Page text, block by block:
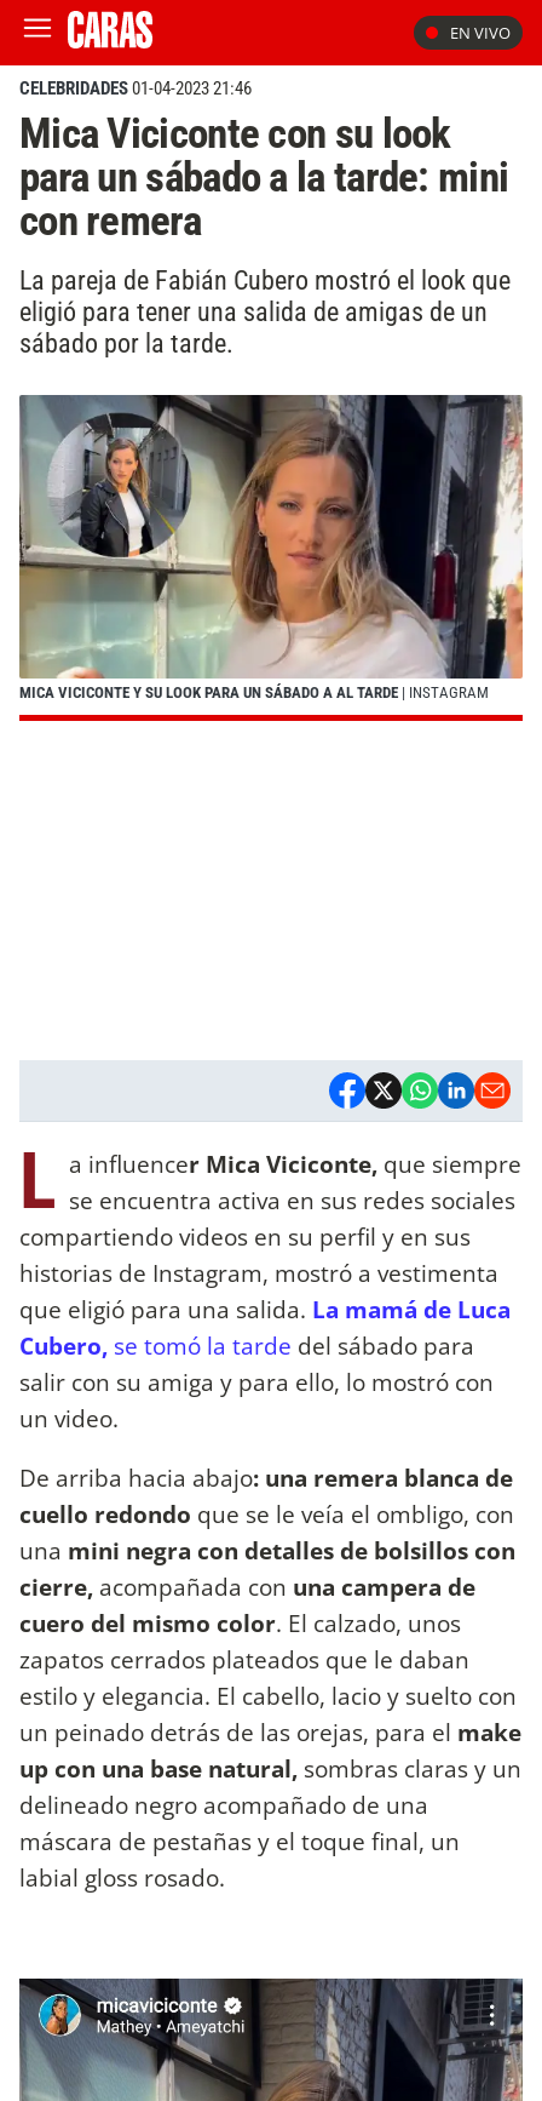
EN VIVO
CELEBRIDADES01-04-2023 21:46
Mica Viciconte con su look
para un sábado a la tarde: mini
con remera
La pareja de Fabián Cubero mostró el look que
eligió para tener una salida de amigas de un
sábado por la tarde.
MICA VICICONTE Y SU LOOK PARA UN SÁBADO A AL TARDE | INSTAGRAM
L a influencer Mica Viciconte, que siempre
se encuentra activa en sus redes sociales
compartiendo videos en su perfil y en sus
historias de Instagram, mostró a vestimenta
que eligió para una salida. La mamá de Luca
Cubero, se tomó la tarde del sábado para
salir con su amiga y para ello, lo mostró con
un video.
De arriba hacia abajo: una remera blanca de
cuello redondo que se le veía el ombligo, con
una mini negra con detalles de bolsillos con
cierre, acompañada con una campera de
cuero del mismo color. El calzado, unos
zapatos cerrados plateados que le daban
estilo y elegancia. El cabello, lacio y suelto con
un peinado detrás de las orejas, para el make
up con una base natural, sombras claras y un
delineado negro acompañado de una
máscara de pestañas y el toque final, un
labial gloss rosado.